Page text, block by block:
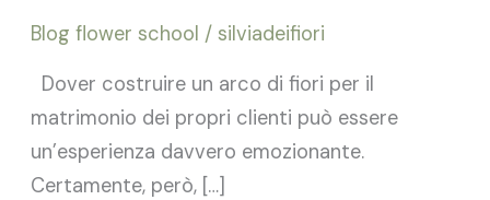
Blog flower school /silviadeifiori
Dover costruire un arco di fiori per il
matrimonio dei propri clienti può essere
un’esperienza davvero emozionante.
Certamente, però, […]